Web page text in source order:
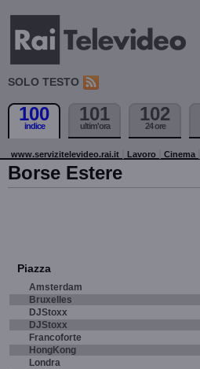
SOLO TESTO
100
indice
101
ultim'ora
102
24 ore
www.servizitelevideo.rai.it Lavoro Cinema
Borse Estere
Piazza
Amsterdam
Bruxelles
DJStoxx
DJStoxx
Francoforte
HongKong
Londra